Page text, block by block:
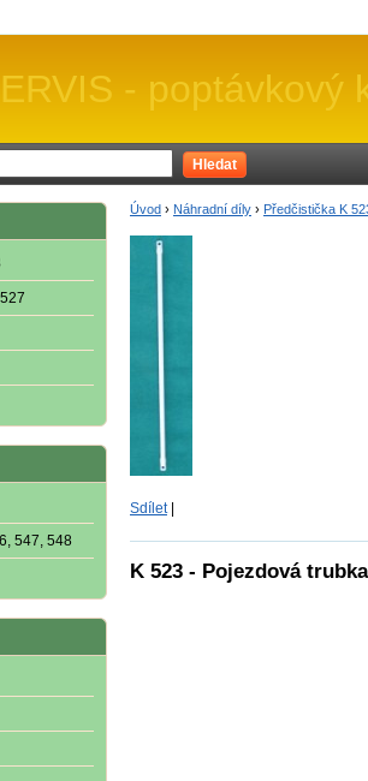
-
Hledat
Úvod › Náhradní díly › Předčistička K
Sdílet
K 523 - Pojezdová trubka
547, 548